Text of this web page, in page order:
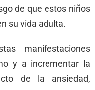
de que estos niños
su vida adulta.
manifestaciones
y a incrementar la
de la ansiedad,